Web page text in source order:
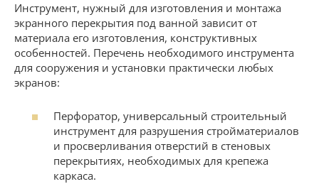
Инструмент, нужный для изготовления и монтажа
экранного перекрытия под ванной зависит от
материала его изготовления, конструктивных
особенностей. Перечень необходимого инструмента
для сооружения и установки практически любых
экранов:
Перфоратор, универсальный строительный
инструмент для разрушения стройматериалов
и просверливания отверстий в стеновых
перекрытиях, необходимых для крепежа
каркаса.